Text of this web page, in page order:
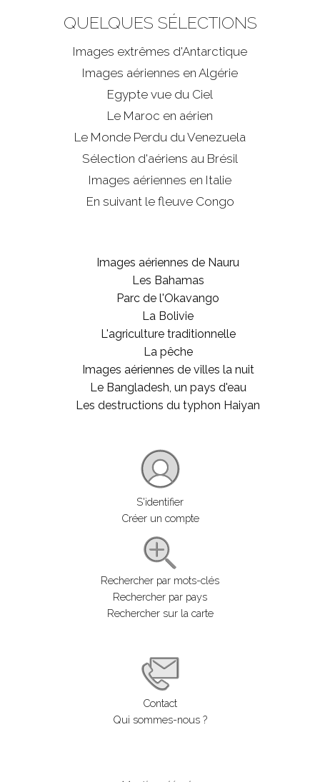
QUELQUES SÉLECTIONS
Images extrêmes d'Antarctique
Images aériennes en Algérie
Egypte vue du Ciel
Le Maroc en aérien
Le Monde Perdu du Venezuela
Sélection d'aériens au Brésil
Images aériennes en Italie
En suivant le fleuve Congo
Images aériennes de Nauru
Les Bahamas
Parc de l'Okavango
La Bolivie
L'agriculture traditionnelle
La pêche
Images aériennes de villes la nuit
Le Bangladesh, un pays d'eau
Les destructions du typhon Haiyan
S'identifier
Créer un compte
Rechercher par mots-clés
Rechercher par pays
Rechercher sur la carte
Contact
Qui sommes-nous ?